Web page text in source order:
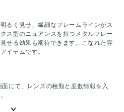
るく見せ、繊細なフレームラインがス
ス型のニュアンスを持つメタルフレー
せる効果も期待できます。こなれた雰
イテムです。
にて、レンズの種類と度数情報を入